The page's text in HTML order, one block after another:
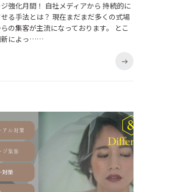
強化月間！ 自社メディアから 持続的に
る手法とは？ 現在まだまだ多くの式場
の集客が主流になっております。 とこ
新によっ……